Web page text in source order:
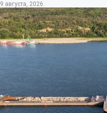
9 августа, 2026